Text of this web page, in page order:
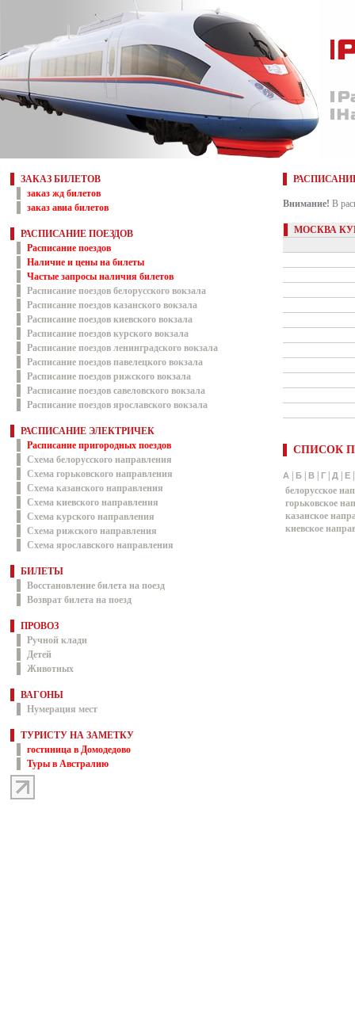
ЗАКАЗ БИЛЕТОВ
заказ жд билетов
заказ авиа билетов
РАСПИСАНИЕ ПОЕЗДОВ
Расписание поездов
Наличие и цены на билеты
Частые запросы наличия билетов
Расписание поездов белорусского вокзала
Расписание поездов казанского вокзала
Расписание поездов киевского вокзала
Расписание поездов курского вокзала
Расписание поездов ленинградского вокзала
Расписание поездов павелецкого вокзала
Расписание поездов рижского вокзала
Расписание поездов савеловского вокзала
Расписание поездов ярославского вокзала
РАСПИСАНИЕ ЭЛЕКТРИЧЕК
Расписание пригородных поездов
Схема белорусского направления
Схема горьковского направления
Схема казанского направления
Схема киевского направления
Схема курского направления
Схема рижского направления
Схема ярославского направления
БИЛЕТЫ
Восстановление билета на поезд
Возврат билета на поезд
ПРОВОЗ
Ручной клади
Детей
Животных
ВАГОНЫ
Нумерация мест
ТУРИСТУ НА ЗАМЕТКУ
гостиница в Домодедово
Туры в Австралию
Внимание! В
МОСКВА
СПИСОК
А Б В Г Д Е
белорусское
горьковское
казанское
киевское